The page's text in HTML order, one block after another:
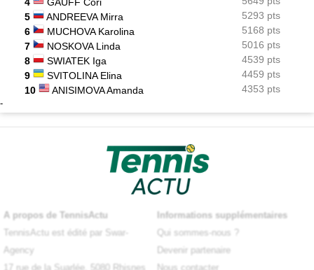
5
ANDREEVA Mirra
5293 pts
6
MUCHOVA Karolina
5168 pts
7
NOSKOVA Linda
5016 pts
8
SWIATEK Iga
4539 pts
9
SVITOLINA Elina
4459 pts
10
ANISIMOVA Amanda 4353 pts
-
A propos de TennisActu
TennisActu est édité par Swar-
Agency
17 rue de la Suarlée, 5080 Rhisnes
Informations supplémentaires
Qui sommes-nous ?
Devenir partenaire
Nous contacter